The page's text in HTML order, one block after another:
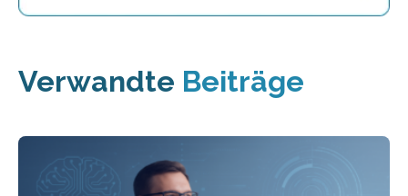
Verwandte Beiträge